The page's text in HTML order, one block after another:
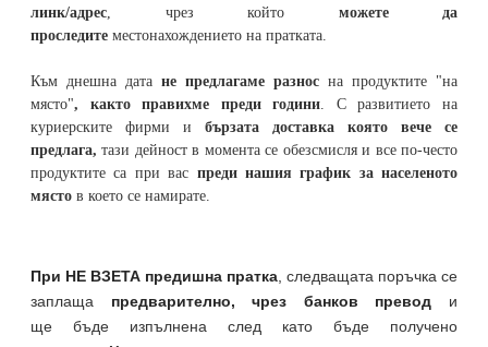
линк/адрес, чрез който можете да
проследите местонахождението на пратката.
Към днешна дата не предлагаме разнос на продуктите "на
място", както правихме преди години. С развитието на
куриерските фирми и бързата доставка която вече се
предлага, тази дейност в момента се обезсмисля и все по-често
продуктите са при вас преди нашия график за населеното
място в което се намирате.
При НЕ ВЗЕТА предишна пратка, следващата поръчка се
заплаща предварително, чрез банков превод и
ще бъде изпълнена след като бъде получено